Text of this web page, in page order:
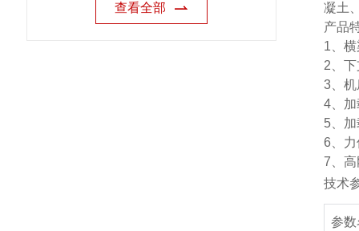
查看全部
凝土
产品
1 、
2 、
3 、
4 、
5 、
6 、
7 、
技术
参